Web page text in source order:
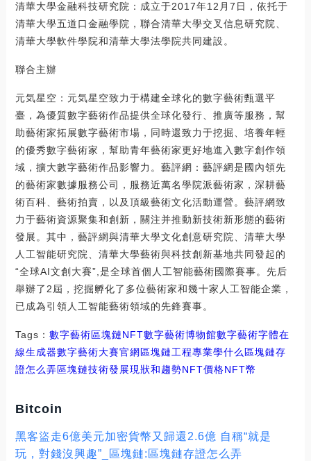
清華大學金融科技研究院：成立于2017年12月7日，依托于
清華大學五道口金融學院，聯合清華大學交叉信息研究院、
清華大學軟件學院和清華大學法學院共同建設。
聯合主辦
元気星空：元気星空致力于構建全球化的數字藝術甄選平
臺，為優質數字藝術作品提供全球化發行、推廣等服務，幫
助藝術家拓展數字藝術市場，同時還致力于挖掘、培養年輕
的優秀數字藝術家，幫助青年藝術家更好地進入數字創作領
域，擴大數字藝術作品影響力。藝評網：藝評網是國內領先
的藝術家數據服務公司，服務近萬名學院派藝術家，深耕藝
術百科、藝術拍賣，以及頂級藝術文化活動運營。藝評網致
力于藝術資源聚集和創新，關注并推動新技術新形態的藝術
發展。其中，藝評網與清華大學文化創意研究院、清華大學
人工智能研究院、清華大學藝術與科技創新基地共同發起的
“全球AI文創大賽”,是全球首個人工智能藝術國際賽事。先后
舉辦了2屆，挖掘孵化了多位藝術家和幾十家人工智能企業，
已成為引領人工智能藝術領域的先鋒賽事。
Tags： 數字藝術區塊鏈NFT數字藝術博物館數字藝術字體在
線生成器數字藝術大賽官網區塊鏈工程專業學什么 區塊鏈存
證怎么弄區塊鏈技術發展現狀和趨勢NFT價格NFT幣
Bitcoin
黑客盜走6億美元加密貨幣又歸還2.6億 自稱“就是
玩，對錢沒興趣”_區塊鏈:區塊鏈存證怎么弄